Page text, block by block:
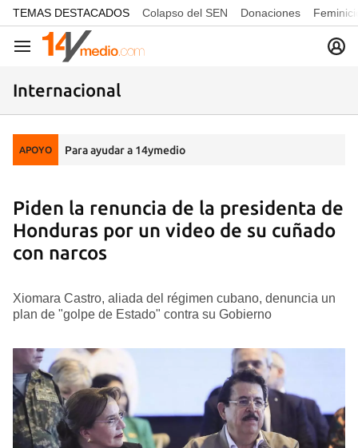
common.go-to-content
TEMAS DESTACADOS Colapso del SEN Donaciones
Navegación
Internacional
APOYO Para ayudar a 14ymedio
Piden la renuncia de la presidenta de
Honduras por un video de su cuñado
con narcos
Xiomara Castro, aliada del régimen cubano, denuncia un
plan de "golpe de Estado" contra su Gobierno